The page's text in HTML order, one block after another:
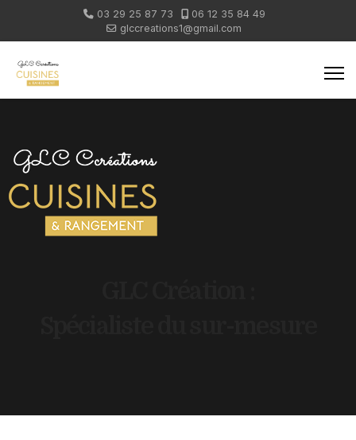
03 29 25 87 73
06 12 35 84 49
glccreations1@gmail.com